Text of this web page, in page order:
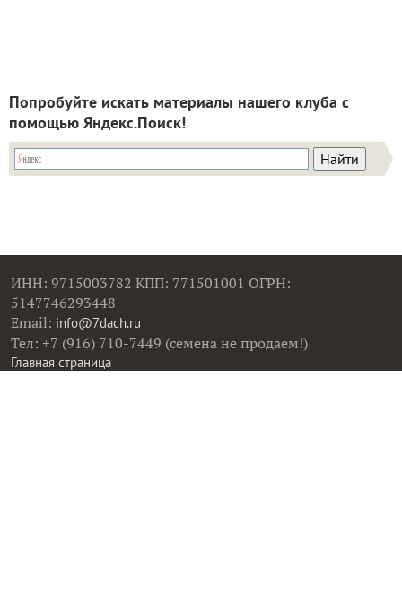
Попробуйте искать материалы нашего клуба с
помощью Яндекс.Поиск!
ИНН: 9715003782 КПП: 771501001 ОГРН:
5147746293448
Email: info@7dach.ru
Тел: +7 (916) 710-7449 (семена не продаем!)
Главная страница